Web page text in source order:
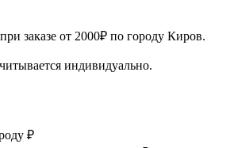
заказе от 2000₽ по городу Киров.
индивидуально.
₽